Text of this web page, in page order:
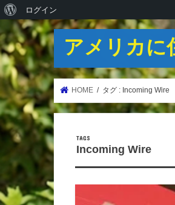
WordPress
に
つ
い
て
ログイン
アメリカに
HOME タグ : Incoming Wire
Incoming Wire